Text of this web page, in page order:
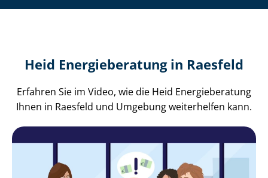
Heid Energieberatung in Raesfeld
Erfahren Sie im Video, wie die Heid Energieberatung
Ihnen in Raesfeld und Umgebung weiterhelfen kann.